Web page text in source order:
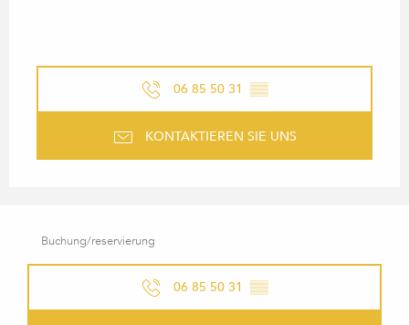
06 85 50 31 ▒▒
KONTAKTIEREN SIE UNS
Buchung/reservierung
06 85 50 31 ▒▒